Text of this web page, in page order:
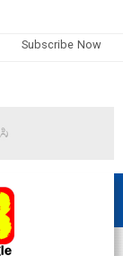
Subscribe Now